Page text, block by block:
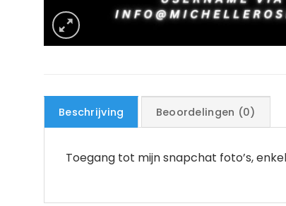
Beschrijving Beoordelingen (0)
Toegang tot mijn snapchat foto’s,